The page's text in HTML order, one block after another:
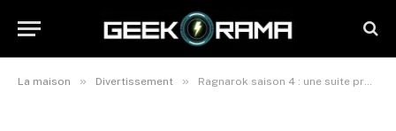
La maison » Divertissement » Ragnarok saison 4 : une suite probable pour la série de Netflix ?